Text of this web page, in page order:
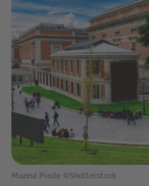
Muzeul Prado ©Shutterstock